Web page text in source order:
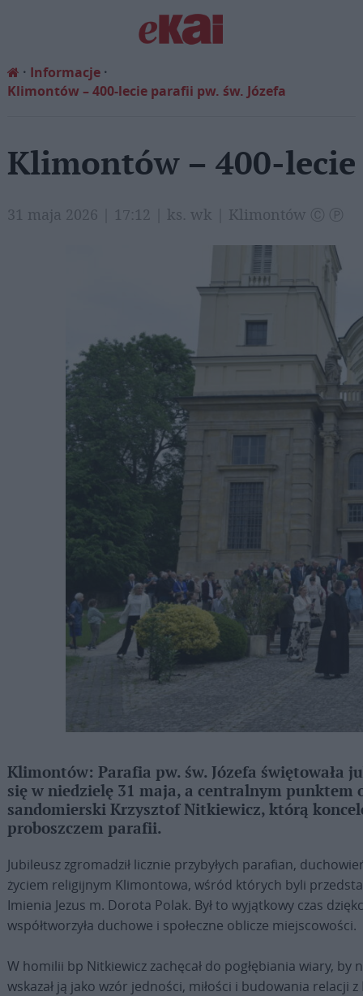
Informacje
Klimontów – 400-lecie parafii pw. św. Józefa
Klimontów – 400-lecie
31 maja 2026 | 17:12 | ks. wk | Klimontów Ⓒ Ⓟ
Klimontów: Parafia pw. św. Józefa świętowała
się w niedzielę 31 maja, a centralnym punktem
sandomierski Krzysztof Nitkiewicz, którą
proboszczem parafii.
Jubileusz zgromadził licznie przybyłych parafian,
życiem religijnym Klimontowa, wśród których byli
Imienia Jezus m. Dorota Polak. Był to wyjątkowy czas
współtworzyła duchowe i społeczne oblicze miejscowości.
W homilii bp Nitkiewicz zachęcał do pogłębiania wiary,
wskazał ją jako wzór jedności, miłości i budowania relacji